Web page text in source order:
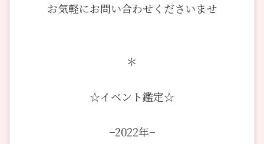
お気軽にお問い合わせくださいませ
＊
☆イベント鑑定☆
−2022年−